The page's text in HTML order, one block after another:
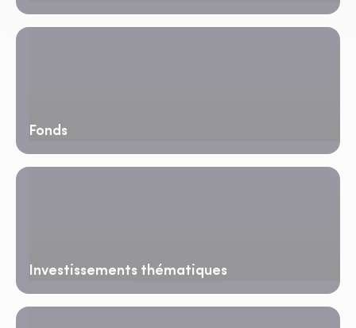
Fonds
Investissements thématiques